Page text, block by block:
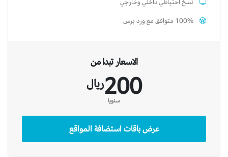
100% متوافق مع ورد برس
الاسعار تبدا من
200ريال
سنويا
عرض باقات استضافة المواقع